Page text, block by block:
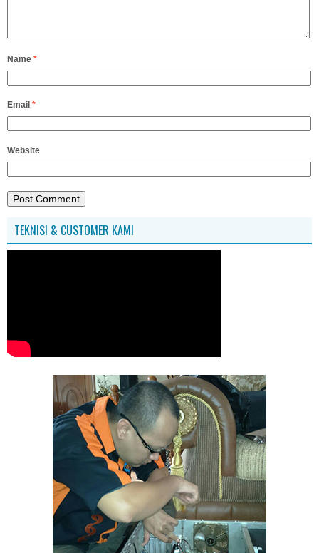
Name *
Email *
Website
TEKNISI & CUSTOMER KAMI